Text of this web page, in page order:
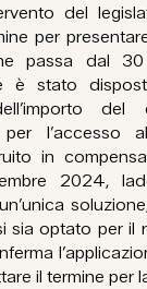
del
per
passa dal
è stato
per
in
2024,
sia optato per il
il termine per